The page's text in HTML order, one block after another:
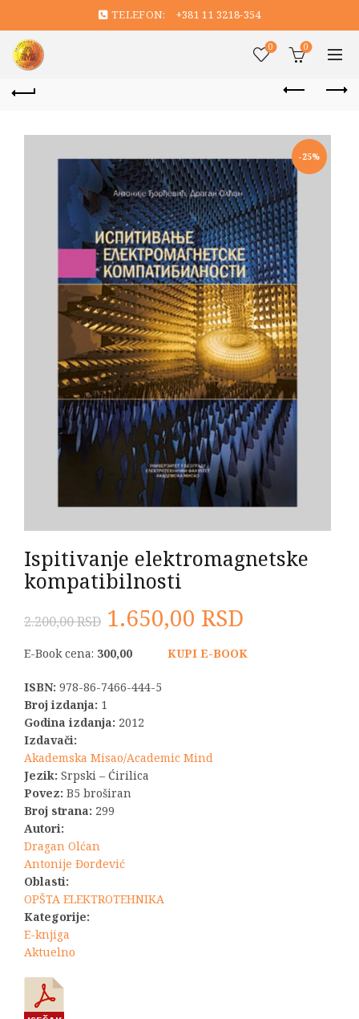
TELEFON: +381 11 3218-354
0 0
-25%
Ispitivanje elektromagnetske
kompatibilnosti
2.200,00RSD Originalna
cena
je
bila:
2.200,00 RSD.
1.650,00 RSD
cena
E-Book cena: 300,00 KUPI E-BOOK
ISBN: 978-86-7466-444-5
Broj izdanja: 1
Godina izdanja: 2012
Izdavači:
Akademska Misao/Academic Mind
Jezik: Srpski – Ćirilica
Povez: B5 broširan
Broj strana: 299
Autori:
Dragan Olćan
Antonije Đorđević
Oblasti:
OPŠTA ELEKTROTEHNIKA
Kategorije:
E-knjiga
Aktuelno